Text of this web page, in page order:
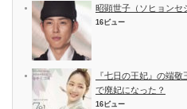
昭顕世子（ソヒョンセ
16ビュー
『七日の王妃』の端
で廃妃になった？
16ビュー